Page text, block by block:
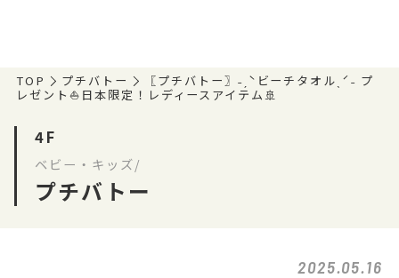
TOP プチバトー
〖プチバトー〗˗ˏˋビーチタオルˎˊ˗ プ
レゼント⛵日本限定！レディースアイテム🚢
4F
ベビー・キッズ/
プチバトー
2025.05.16